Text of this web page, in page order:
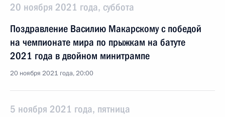
20 ноября 2021 года, суббота
Поздравление Василию Макарскому с победой
на чемпионате мира по прыжкам на батуте
2021 года в двойном минитрампе
20 ноября 2021 года, 20:00
5 ноября 2021 года, пятница